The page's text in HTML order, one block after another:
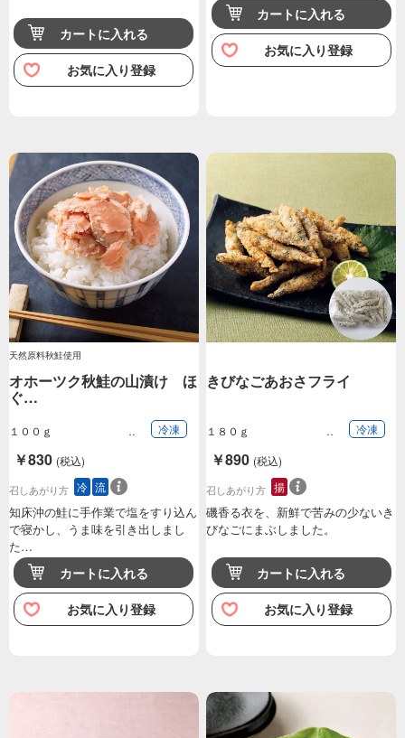
カートに入れる
お気に入り登録
カートに入れる
お気に入り登録
天然原料秋鮭使用
オホーツク秋鮭の山漬け ほ
ぐ…
１００ｇ 冷凍
￥830 (税込)
召しあがり方 冷 流
知床沖の鮭に手作業で塩をすり込ん
で寝かし、うま味を引き出しまし
た…
カートに入れる
お気に入り登録
きびなごあおさフライ
１８０ｇ 冷凍
￥890 (税込)
召しあがり方 揚
磯香る衣を、新鮮で苦みの少ないき
びなごにまぶしました。
カートに入れる
お気に入り登録